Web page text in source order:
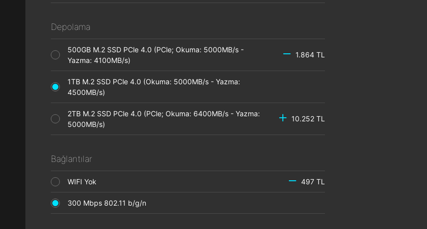
Depolama
500GB M.2 SSD PCle 4.0 (PCle; Okuma: 5000MB/s -
Yazma: 4100MB/s)
1.864 TL
1TB M.2 SSD PCle 4.0 (Okuma: 5000MB/s - Yazma:
4500MB/s)
2TB M.2 SSD PCle 4.0 (PCle; Okuma: 6400MB/s - Yazma:
5000MB/s)
10.252 TL
Bağlantılar
WIFI Yok 497 TL
300 Mbps 802.11 b/g/n